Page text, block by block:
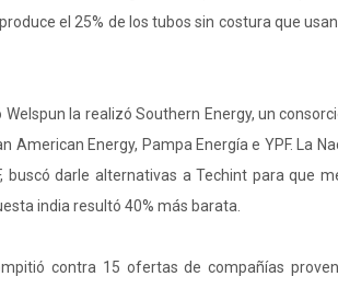
el 25% de los tubos sin costura que
Welspun la realizó Southern Energy, un
American Energy, Pampa Energía e YPF. La
buscó darle alternativas a Techint para que
india resultó 40% más barata.
contra 15 ofertas de compañías